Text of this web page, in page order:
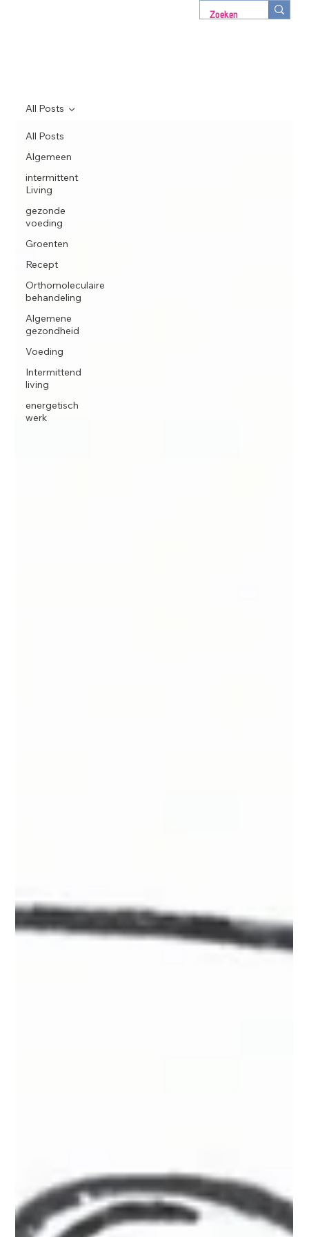
All Posts
Algemeen
intermittent
Living
gezonde
voeding
Groenten
Recept
Orthomoleculaire
behandeling
Algemene
gezondheid
Voeding
Intermittend
living
energetisch
werk
All Posts